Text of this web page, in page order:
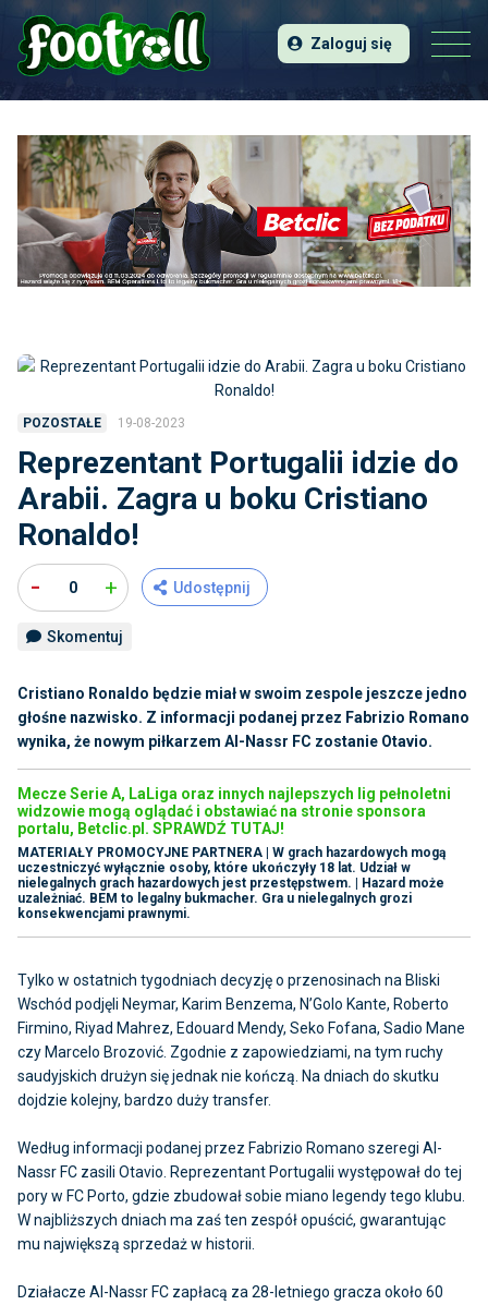
Zaloguj się
POZOSTAŁE 19-08-2023
Reprezentant Portugalii idzie do
Arabii. Zagra u boku Cristiano
Ronaldo!
- 0 + Udostępnij
Skomentuj
Cristiano Ronaldo będzie miał w swoim zespole jeszcze jedno
głośne nazwisko. Z informacji podanej przez Fabrizio Romano
wynika, że nowym piłkarzem Al-Nassr FC zostanie Otavio.
Mecze Serie A, LaLiga oraz innych najlepszych lig pełnoletni
widzowie mogą oglądać i obstawiać na stronie sponsora
portalu, Betclic.pl. SPRAWDŹ TUTAJ!
MATERIAŁY PROMOCYJNE PARTNERA | W grach hazardowych mogą
uczestniczyć wyłącznie osoby, które ukończyły 18 lat. Udział w
nielegalnych grach hazardowych jest przestępstwem. | Hazard może
uzależniać. BEM to legalny bukmacher. Gra u nielegalnych grozi
konsekwencjami prawnymi.
Tylko w ostatnich tygodniach decyzję o przenosinach na Bliski
Wschód podjęli Neymar, Karim Benzema, N’Golo Kante, Roberto
Firmino, Riyad Mahrez, Edouard Mendy, Seko Fofana, Sadio Mane
czy Marcelo Brozović. Zgodnie z zapowiedziami, na tym ruchy
saudyjskich drużyn się jednak nie kończą. Na dniach do skutku
dojdzie kolejny, bardzo duży transfer.
Według informacji podanej przez Fabrizio Romano szeregi Al-
Nassr FC zasili Otavio. Reprezentant Portugalii występował do tej
pory w FC Porto, gdzie zbudował sobie miano legendy tego klubu.
W najbliższych dniach ma zaś ten zespół opuścić, gwarantując
mu największą sprzedaż w historii.
Działacze Al-Nassr FC zapłacą za 28-letniego gracza około 60